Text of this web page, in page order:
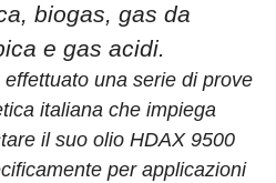
biogas, gas da
e gas acidi.
effettuato una serie di prove
italiana che impiega
il suo olio HDAX 9500
per applicazioni